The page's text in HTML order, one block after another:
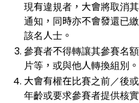
現有違規者，大會將取消
通知，同時亦不會發還已
該名人士。
參賽者不得轉讓其參賽名
片等，或與他人轉換組別。
大會有權在比賽之前／後
年齡或要求參賽者提供核